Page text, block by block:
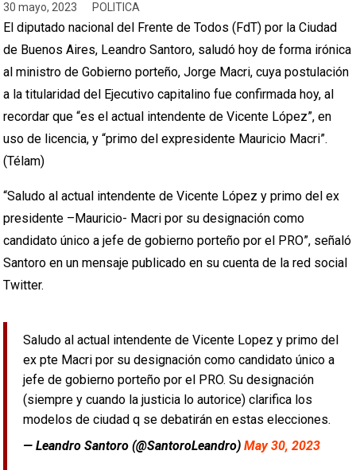
30 mayo, 2023 POLITICA
El diputado nacional del Frente de Todos (FdT) por la Ciudad
de Buenos Aires, Leandro Santoro, saludó hoy de forma irónica
al ministro de Gobierno porteño, Jorge Macri, cuya postulación
a la titularidad del Ejecutivo capitalino fue confirmada hoy, al
recordar que “es el actual intendente de Vicente López”, en
uso de licencia, y “primo del expresidente Mauricio Macri”.
(Télam)
“Saludo al actual intendente de Vicente López y primo del ex
presidente –Mauricio- Macri por su designación como
candidato único a jefe de gobierno porteño por el PRO”, señaló
Santoro en un mensaje publicado en su cuenta de la red social
Twitter.
Saludo al actual intendente de Vicente Lopez y primo del
ex pte Macri por su designación como candidato único a
jefe de gobierno porteño por el PRO. Su designación
(siempre y cuando la justicia lo autorice) clarifica los
modelos de ciudad q se debatirán en estas elecciones.
— Leandro Santoro (@SantoroLeandro)May 30, 2023